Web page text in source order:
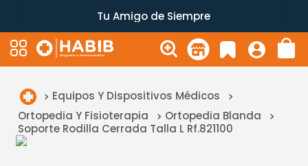
Tu Amigo de Siempre
Equipos Y Dispositivos Médicos
Ortopedia Y Fisioterapia
Ortopedia Blanda
Soporte Rodilla Cerrada Talla L Rf.821100